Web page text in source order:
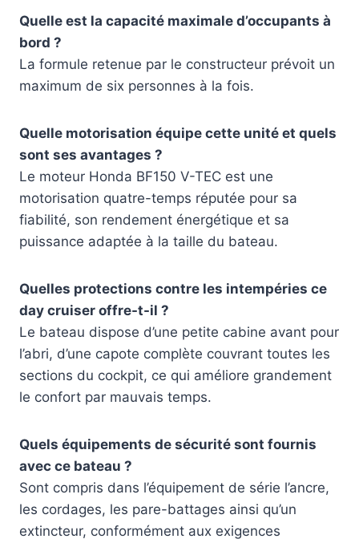
Quelle est la capacité maximale d’occupants à
bord ?
La formule retenue par le constructeur prévoit un
maximum de six personnes à la fois.
Quelle motorisation équipe cette unité et quels
sont ses avantages ?
Le moteur Honda BF150 V-TEC est une
motorisation quatre-temps réputée pour sa
fiabilité, son rendement énergétique et sa
puissance adaptée à la taille du bateau.
Quelles protections contre les intempéries ce
day cruiser offre-t-il ?
Le bateau dispose d’une petite cabine avant pour
l’abri, d’une capote complète couvrant toutes les
sections du cockpit, ce qui améliore grandement
le confort par mauvais temps.
Quels équipements de sécurité sont fournis
avec ce bateau ?
Sont compris dans l’équipement de série l’ancre,
les cordages, les pare-battages ainsi qu’un
extincteur, conformément aux exigences